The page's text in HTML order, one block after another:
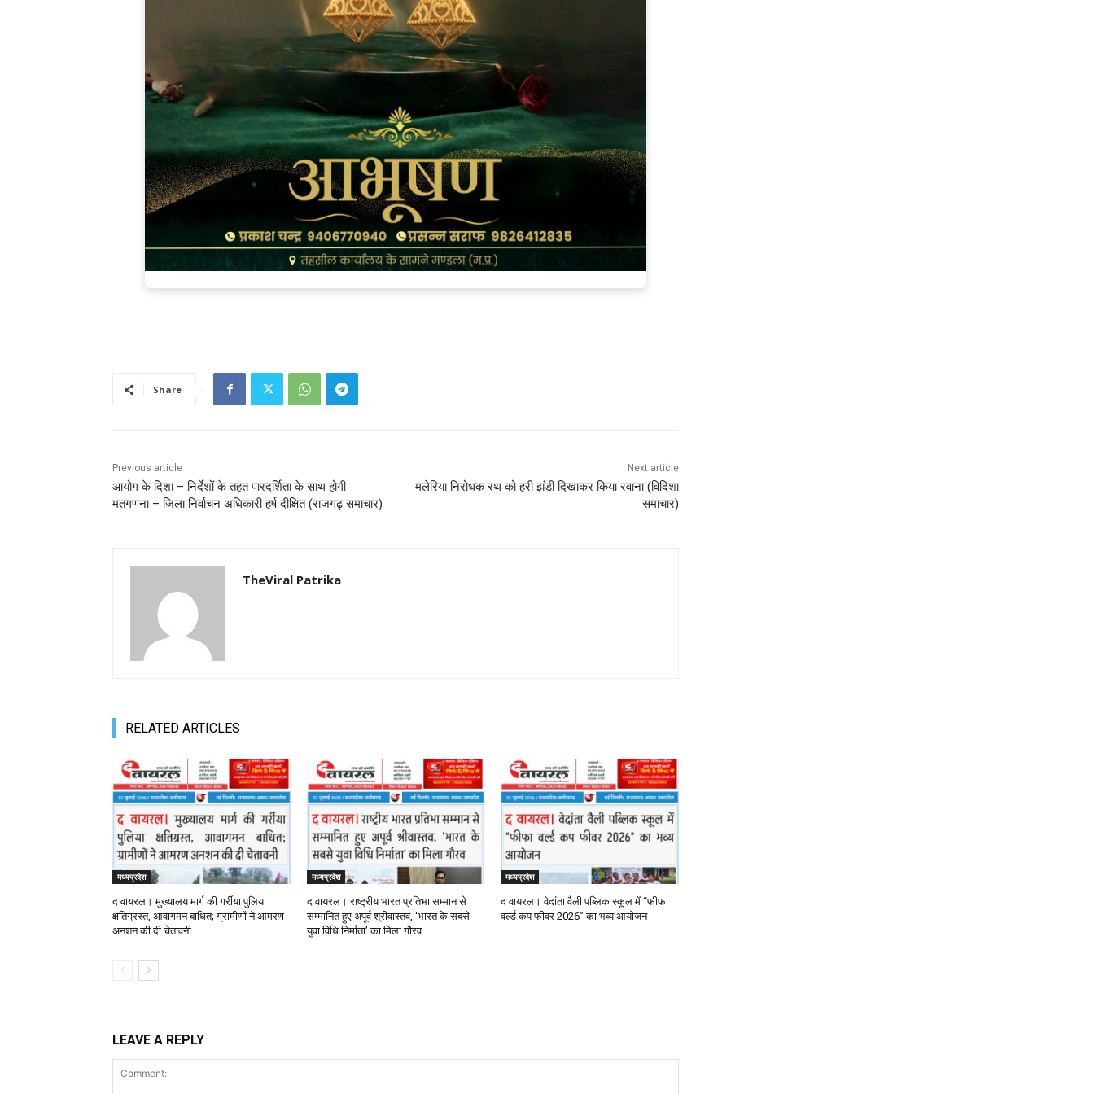
Share
Previous article
आयोग के दिशा – निर्देशों के तहत पारदर्शिता के साथ होगी
मतगणना – जिला निर्वाचन अधिकारी हर्ष दीक्षित (राजगढ़़ समाचार)
Next article
मलेरिया निरोधक रथ को हरी झंडी दिखाकर किया रवाना (विदिशा
समाचार)
TheViral Patrika
RELATED ARTICLES
मध्यप्रदेश
द वायरल। मुख्यालय मार्ग की गर्रीया पुलिया
क्षतिग्रस्त, आवागमन बाधित; ग्रामीणों ने आमरण
अनशन की दी चेतावनी
मध्यप्रदेश
द वायरल। राष्ट्रीय भारत प्रतिभा सम्मान से
सम्मानित हुए अपूर्व श्रीवास्तव, ‘भारत के सबसे
युवा विधि निर्माता’ का मिला गौरव
मध्यप्रदेश
द वायरल। वेदांता वैली पब्लिक स्कूल में “फीफा
वर्ल्ड कप फीवर 2026” का भव्य आयोजन
LEAVE A REPLY